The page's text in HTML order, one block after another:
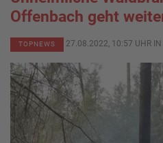
Offenbach geht
TOPNEWS 27.08.2022, 10:57 UHR IN